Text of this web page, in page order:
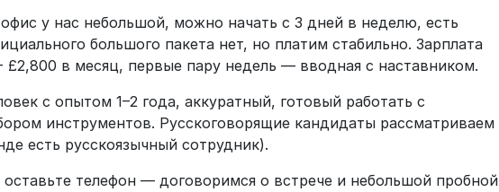
у нас небольшой, можно начать с 3 дней в неделю, есть
большого пакета нет, но платим стабильно. Зарплата
£2,800 в месяц, первые пару недель — вводная с наставником.
с опытом 1–2 года, аккуратный, готовый работать с
инструментов. Русскоговорящие кандидаты рассматриваем
есть русскоязычный сотрудник).
телефон — договоримся о встрече и небольшой пробной